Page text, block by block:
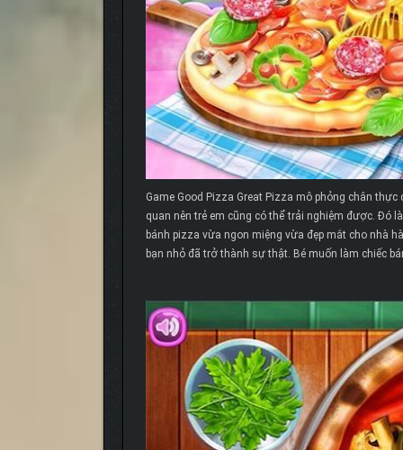
Game Good Pizza Great Pizza mô phỏng chân
quan nên trẻ em cũng có thể trải nghiệm được. Đó
bánh pizza vừa ngon miệng vừa đẹp mắt cho nhà
bạn nhỏ đã trở thành sự thật. Bé muốn làm chiếc